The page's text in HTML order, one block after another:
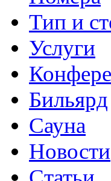
Тип и
Услуги
Бильярд
Сауна
Новости